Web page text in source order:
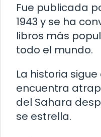
Fue publicada
1943 y se ha
libros más
todo el mundo.
La historia
encuentra
del Sahara
se estrella.